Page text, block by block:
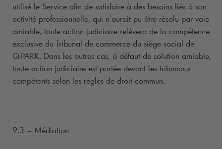
utilisé le Service afin de satisfaire à des besoins liés à son
activité professionnelle, qui n’aurait pu être résolu par voie
amiable, toute action judiciaire relèvera de la compétence
exclusive du Tribunal de commerce du siège social de
Q-PARK. Dans les autres cas, à défaut de solution amiable,
toute action judiciaire est portée devant les tribunaux
compétents selon les règles de droit commun.
9.3 – Médiation